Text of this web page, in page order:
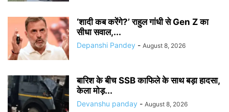
‘शादी कब करेंगे?’ राहुल गांधी से Gen Z का
सीधा सवाल,...
Depanshi Pandey - August 8, 2026
बारिश के बीच SSB काफिले के साथ बड़ा हादसा,
केला मोड़...
Devanshu panday - August 8, 2026